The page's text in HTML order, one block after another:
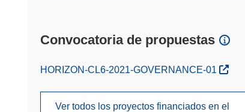
Convocatoria de propuestas
(se abrirá en una nueva ventana)
HORIZON-CL6-2021-GOVERNANCE-01
Ver todos los proyectos financiados en el